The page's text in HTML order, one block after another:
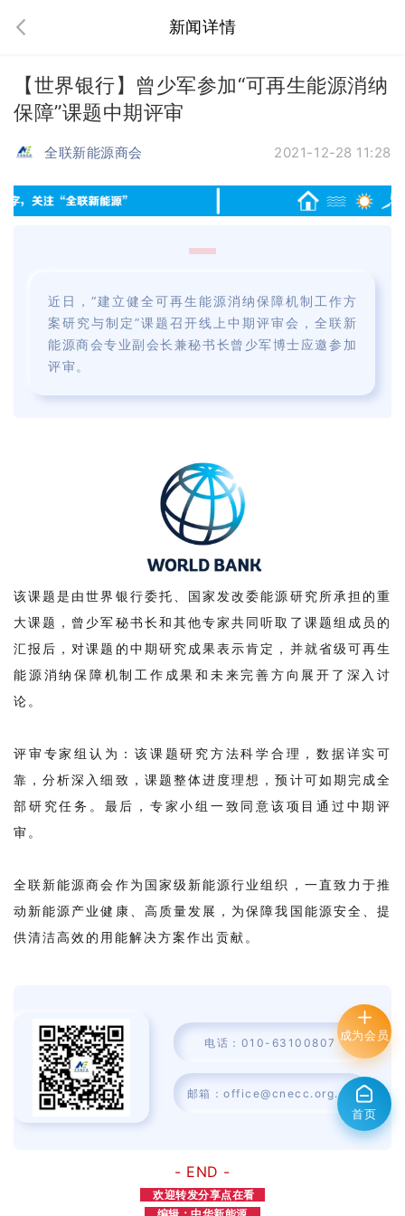
新闻详情
【世界银行】曾少军参加“可再生能源消纳
保障”课题中期评审
全联新能源商会 2021-12-28 11:28
立
健
可
能
源
消
纳
保
障
机
制
方
案
研
制
定”
课
开
线
上
中
审
会
近日，“建立健全可再生能源消纳保障机制工作方
案研究与制定”课题召开线上中期评审会，全联新
能源商会专业副会长兼秘书长曾少军博士应邀参加
评审。
该课题是由世界银行委托、国家发改委能源研究所承担的重
大课题，曾少军秘书长和其他专家共同听取了课题组成员的
汇报后，对课题的中期研究成果表示肯定，并就省级可再生
能源消纳保障机制工作成果和未来完善方向展开了深入讨
论。
评审专家组认为：该课题研究方法科学合理，数据详实可
靠，分析深入细致，课题整体进度理想，预计可如期完成全
部研究任务。最后，专家小组一致同意该项目通过中期评
审。
全联新能源商会作为国家级新能源行业组织，一直致力于推
动新能源产业健康、高质量发展，为保障我国能源安全、提
供清洁高效的用能解决方案作出贡献。
电话：010-63100807
邮箱：office@cnecc.org.cn
- END -
欢迎转发分享点在看
成为会员
首页